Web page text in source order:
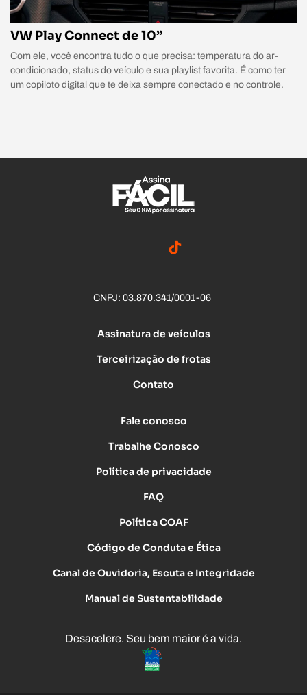
VW Play Connect de 10”
Com ele, você encontra tudo o que precisa: temperatura do ar-
condicionado, status do veículo e sua playlist favorita. É como ter
um copiloto digital que te deixa sempre conectado e no controle.
CNPJ: 03.870.341/0001-06
Assinatura de veículos
Terceirização de frotas
Contato
Fale conosco
Trabalhe Conosco
Política de privacidade
FAQ
Política COAF
Código de Conduta e Ética
Canal de Ouvidoria, Escuta e Integridade
Manual de Sustentabilidade
Desacelere. Seu bem maior é a vida.